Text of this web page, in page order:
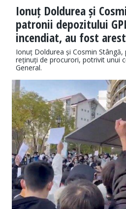
Ionuț Doldurea și
patronii depozitului
incendiat, au fost
Ionuț Doldurea și Cosmin
reținuți de procurori, potrivit unui
General.